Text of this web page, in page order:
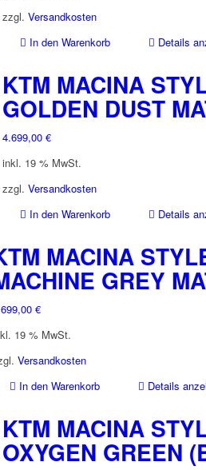
zzgl. Versandkosten
In den Warenkorb
Details
KTM MACINA
GOLDEN DUST
4.699,00 €
inkl. 19 % MwSt.
zzgl. Versandkosten
In den Warenkorb
Details
MACINA
GREY
€
19 % MwSt.
Versandkosten
In den Warenkorb
Details
KTM MACINA
OXYGEN GREEN